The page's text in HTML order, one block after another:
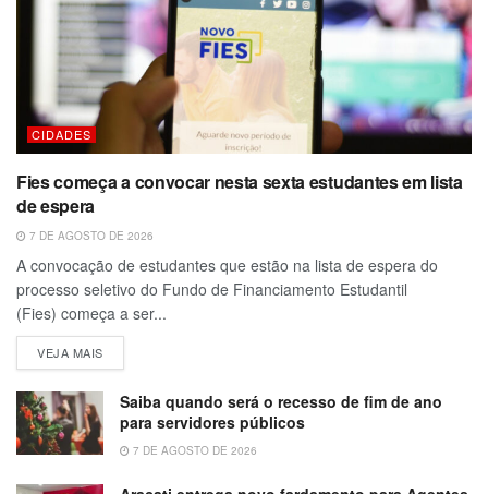
CIDADES
Fies começa a convocar nesta sexta estudantes em lista
de espera
7 DE AGOSTO DE 2026
A convocação de estudantes que estão na lista de espera do
processo seletivo do Fundo de Financiamento Estudantil
(Fies) começa a ser...
VEJA MAIS
Saiba quando será o recesso de fim de ano
para servidores públicos
7 DE AGOSTO DE 2026